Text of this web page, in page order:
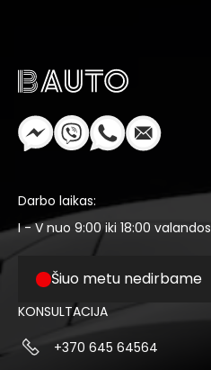
Darbo laikas:
I - V nuo 9:00 iki 18:00 valandos
Šiuo metu nedirbame
KONSULTACIJA
+370 645 64564